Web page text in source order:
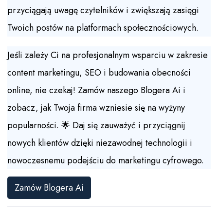
przyciągają uwagę czytelników i zwiększają zasięgi
Twoich postów na platformach społecznościowych.
Jeśli zależy Ci na profesjonalnym wsparciu w zakresie
content marketingu, SEO i budowania obecności
online, nie czekaj! Zamów naszego Blogera Ai i
zobacz, jak Twoja firma wzniesie się na wyżyny
popularności. 🌟 Daj się zauważyć i przyciągnij
nowych klientów dzięki niezawodnej technologii i
nowoczesnemu podejściu do marketingu cyfrowego.
Zamów Blogera Ai